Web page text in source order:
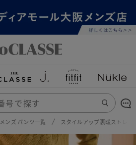
メンズ パンツ一覧 スタイルアップ裏暖ストレ